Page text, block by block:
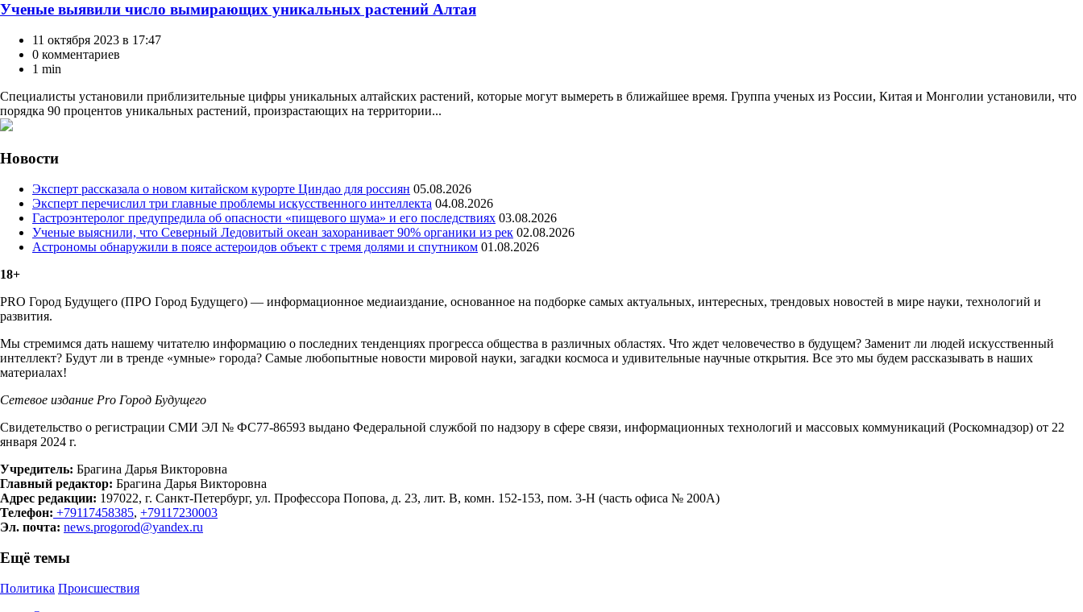
Ученые выявили число вымирающих уникальных растений Алтая
11 октября 2023 в 17:47
0 комментариев
1 min
Специалисты установили приблизительные цифры уникальных алтайских растений, которые могут вымереть в ближайшее время. Группа ученых из России, Китая и Монголии установили, что
порядка 90 процентов уникальных растений, произрастающих на территории...
Новости
Эксперт рассказала о новом китайском курорте Циндао для россиян 05.08.2026
Эксперт перечислил три главные проблемы искусственного интеллекта 04.08.2026
Гастроэнтеролог предупредила об опасности «пищевого шума» и его последствиях 03.08.2026
Ученые выяснили, что Северный Ледовитый океан захоранивает 90% органики из рек 02.08.2026
Астрономы обнаружили в поясе астероидов объект с тремя долями и спутником 01.08.2026
18+
PRO Город Будущего (ПРО Город Будущего) — информационное медиаиздание, основанное на подборке самых актуальных, интересных, трендовых новостей в мире науки, технологий и
развития.
Мы стремимся дать нашему читателю информацию о последних тенденциях прогресса общества в различных областях. Что ждет человечество в будущем? Заменит ли людей искусственный
интеллект? Будут ли в тренде «умные» города? Самые любопытные новости мировой науки, загадки космоса и удивительные научные открытия. Все это мы будем рассказывать в наших
материалах!
Сетевое издание Рrо Город Будущего
Свидетельство о регистрации СМИ ЭЛ № ФС77-86593 выдано Федеральной службой по надзору в сфере связи, информационных технологий и массовых коммуникаций (Роскомнадзор) от 22
января 2024 г.
Учредитель: Брагина Дарья Викторовна
Главный редактор: Брагина Дарья Викторовна
Адрес редакции: 197022, г. Санкт-Петербург, ул. Профессора Попова, д. 23, лит. В, комн. 152-153, пом. 3-Н (часть офиса № 200А)
Телефон: +79117458385, +79117230003
Эл. почта: news.progorod@yandex.ru
Ещё темы
Политика Происшествия